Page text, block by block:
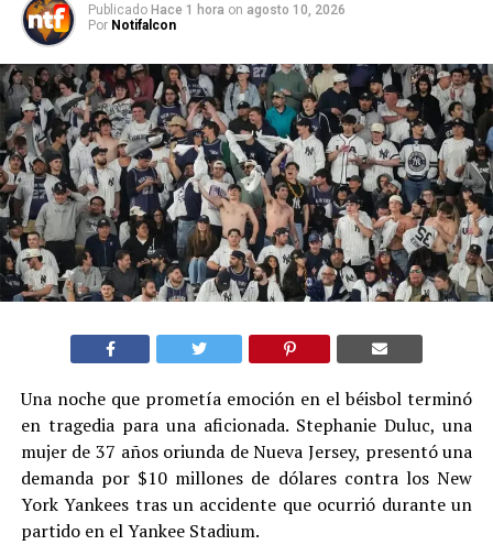
Publicado Hace 1 hora on agosto 10, 2026
Por Notifalcon
Una noche que prometía emoción en el béisbol terminó
en tragedia para una aficionada. Stephanie Duluc, una
mujer de 37 años oriunda de Nueva Jersey, presentó una
demanda por $10 millones de dólares contra los New
York Yankees tras un accidente que ocurrió durante un
partido en el Yankee Stadium.